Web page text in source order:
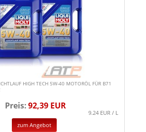
HIGH TECH 5W-40 MOTORÖL FÜR B71
Preis:92,39 EUR
9.24 EUR / L
zum Angebot